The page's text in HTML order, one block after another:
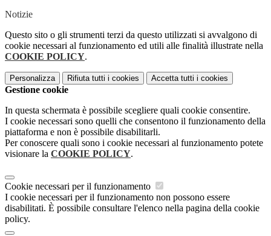
Notizie
Questo sito o gli strumenti terzi da questo utilizzati si avvalgono di
cookie necessari al funzionamento ed utili alle finalità illustrate nella
COOKIE POLICY.
Personalizza Rifiuta tutti i cookies Accetta tutti i cookies
Gestione cookie
In questa schermata è possibile scegliere quali cookie consentire.
I cookie necessari sono quelli che consentono il funzionamento della
piattaforma e non è possibile disabilitarli.
Per conoscere quali sono i cookie necessari al funzionamento potete
visionare la COOKIE POLICY.
Cookie necessari per il funzionamento
I cookie necessari per il funzionamento non possono essere
disabilitati. È possibile consultare l'elenco nella pagina della cookie
policy.